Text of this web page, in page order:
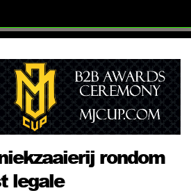
rondom
legale